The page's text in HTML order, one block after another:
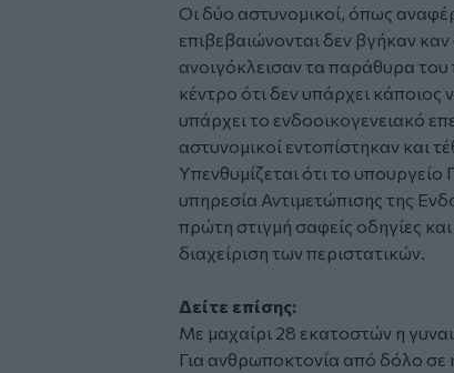
Οι δύο αστυνομικοί, όπως
επιβεβαιώνονται δεν βγήκαν
ανοιγόκλεισαν τα παράθυρα του
κέντρο ότι δεν υπάρχει κάποιος
υπάρχει το ενδοοικογενειακό
αστυνομικοί εντοπίστηκαν και
Υπενθυμίζεται ότι το
υπηρεσία Αντιμετώπισης της
πρώτη στιγμή σαφείς οδηγίες
διαχείριση των περιστατικών.
Δείτε επίσης:
Με μαχαίρι 28 εκατοστών η
Για ανθρωποκτονία από δόλο σε